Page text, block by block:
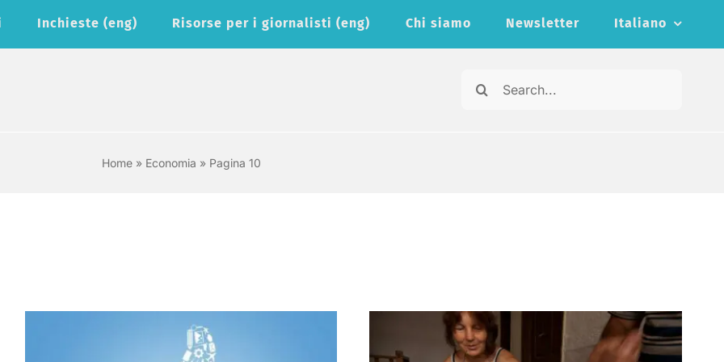
Inchieste (eng) Risorse per i giornalisti (eng) Chi siamo Newsletter Italiano
Cerca
Home» Economia » Pagina 10